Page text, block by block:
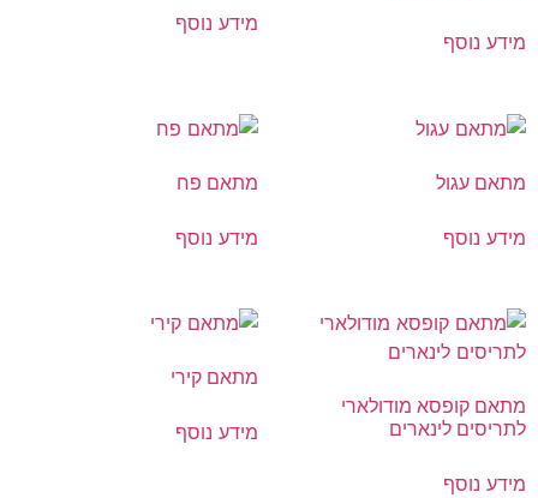
מידע נוסף
מידע נוסף
מתאם עגול
מידע נוסף
מתאם פח
מידע נוסף
מתאם קופסא מודולארי
לתריסים לינארים
מידע נוסף
מתאם קירי
מידע נוסף